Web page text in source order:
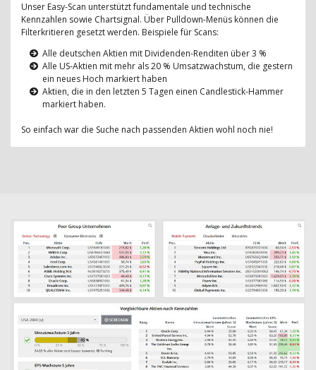
Unser Easy-Scan unterstützt fundamentale und technische
Kennzahlen sowie Chartsignal. Über Pulldown-Menüs können die
Filterkritieren gesetzt werden. Beispiele für Scans:
Alle deutschen Aktien mit Dividenden-Renditen über 3 %
Alle US-Aktien mit mehr als 20 % Umsatzwachstum, die gestern
ein neues Hoch markiert haben
Aktien, die in den letzten 5 Tagen einen Candlestick-Hammer
markiert haben.
So einfach war die Suche nach passenden Aktien wohl noch nie!